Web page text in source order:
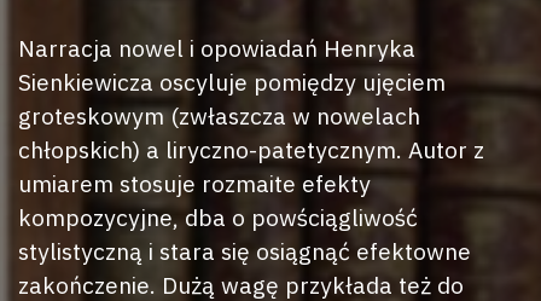
Narracja nowel i opowiadań Henryka
Sienkiewicza oscyluje pomiędzy ujęciem
groteskowym (zwłaszcza w nowelach
chłopskich) a liryczno-patetycznym. Autor z
umiarem stosuje rozmaite efekty
kompozycyjne, dba o powściągliwość
stylistyczną i stara się osiągnąć efektowne
zakończenie. Dużą wagę przykłada też do